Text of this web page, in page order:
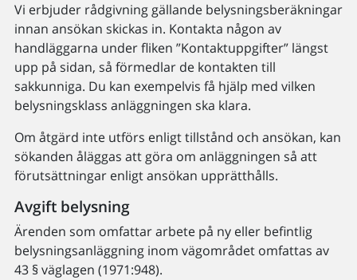
Vi erbjuder rådgivning gällande belysningsberäkningar
innan ansökan skickas in. Kontakta någon av
handläggarna under fliken ”Kontaktuppgifter” längst
upp på sidan, så förmedlar de kontakten till
sakkunniga. Du kan exempelvis få hjälp med vilken
belysningsklass anläggningen ska klara.
Om åtgärd inte utförs enligt tillstånd och ansökan, kan
sökanden åläggas att göra om anläggningen så att
förutsättningar enligt ansökan upprätthålls.
Avgift belysning
Ärenden som omfattar arbete på ny eller befintlig
belysningsanläggning inom vägområdet omfattas av
43 § väglagen (1971:948).